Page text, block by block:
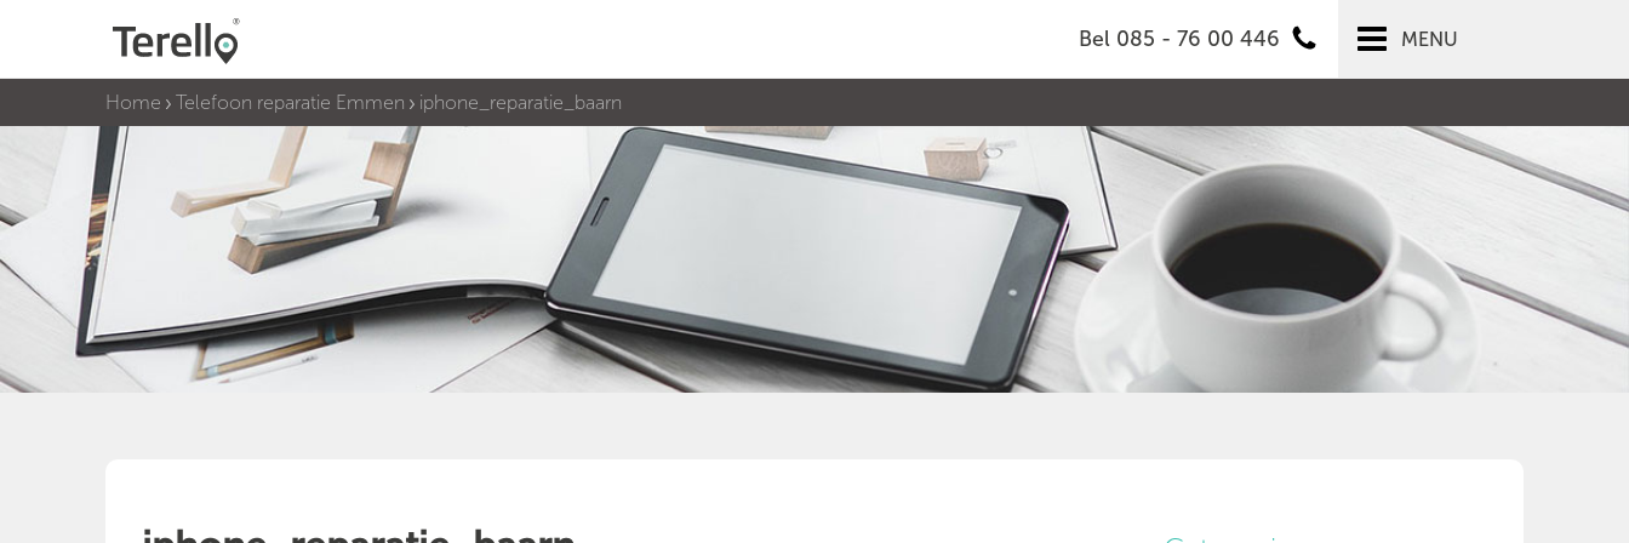
Bel 085 - 76 00 446 MENU
Home Telefoon reparatie Emmen iphone_reparatie_baarn